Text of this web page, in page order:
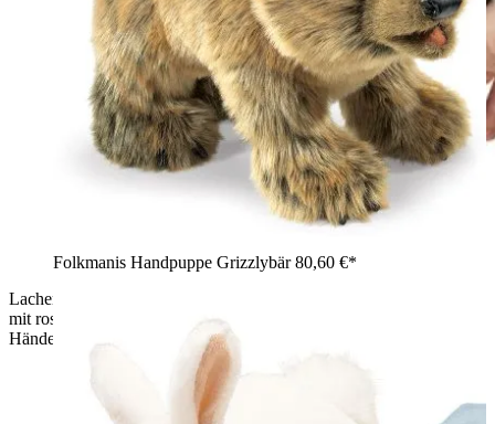
Lachender Junge hält graue Folkmanis Handpuppe Kaninchen
mit rosafarbenen Ohren und flauschigem Fell in beiden
Händen
Folkmanis Handpuppe Grizzlybär80,60 €*